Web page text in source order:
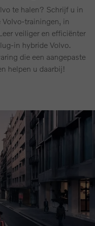
te halen? Schrijf u in
Volvo-trainingen, in
veiliger en efficiënter
in hybride Volvo.
die een aangepaste
helpen u daarbij!